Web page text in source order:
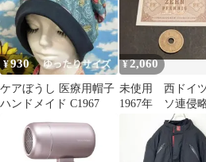
9670)
¥930
ケアぼうし 医療用帽子
ハンドメイド C1967
¥2,060
未使用 西ドイ
1967年 ソ連侵略
予備紙幣 10ペ
未発行 P-26